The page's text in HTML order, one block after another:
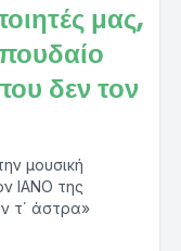
μας,
δεν τον
μουσική
ΙΑΝΟ της
τ΄ άστρα»